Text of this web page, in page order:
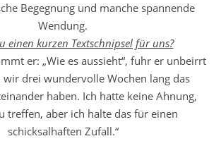
Begegnung und manche spannende
Wendung.
einen kurzen Textschnipsel für uns?
er: „Wie es aussieht“, fuhr er unbeirrt
wir drei wundervolle Wochen lang das
haben. Ich hatte keine Ahnung,
treffen, aber ich halte das für einen
schicksalhaften Zufall.“